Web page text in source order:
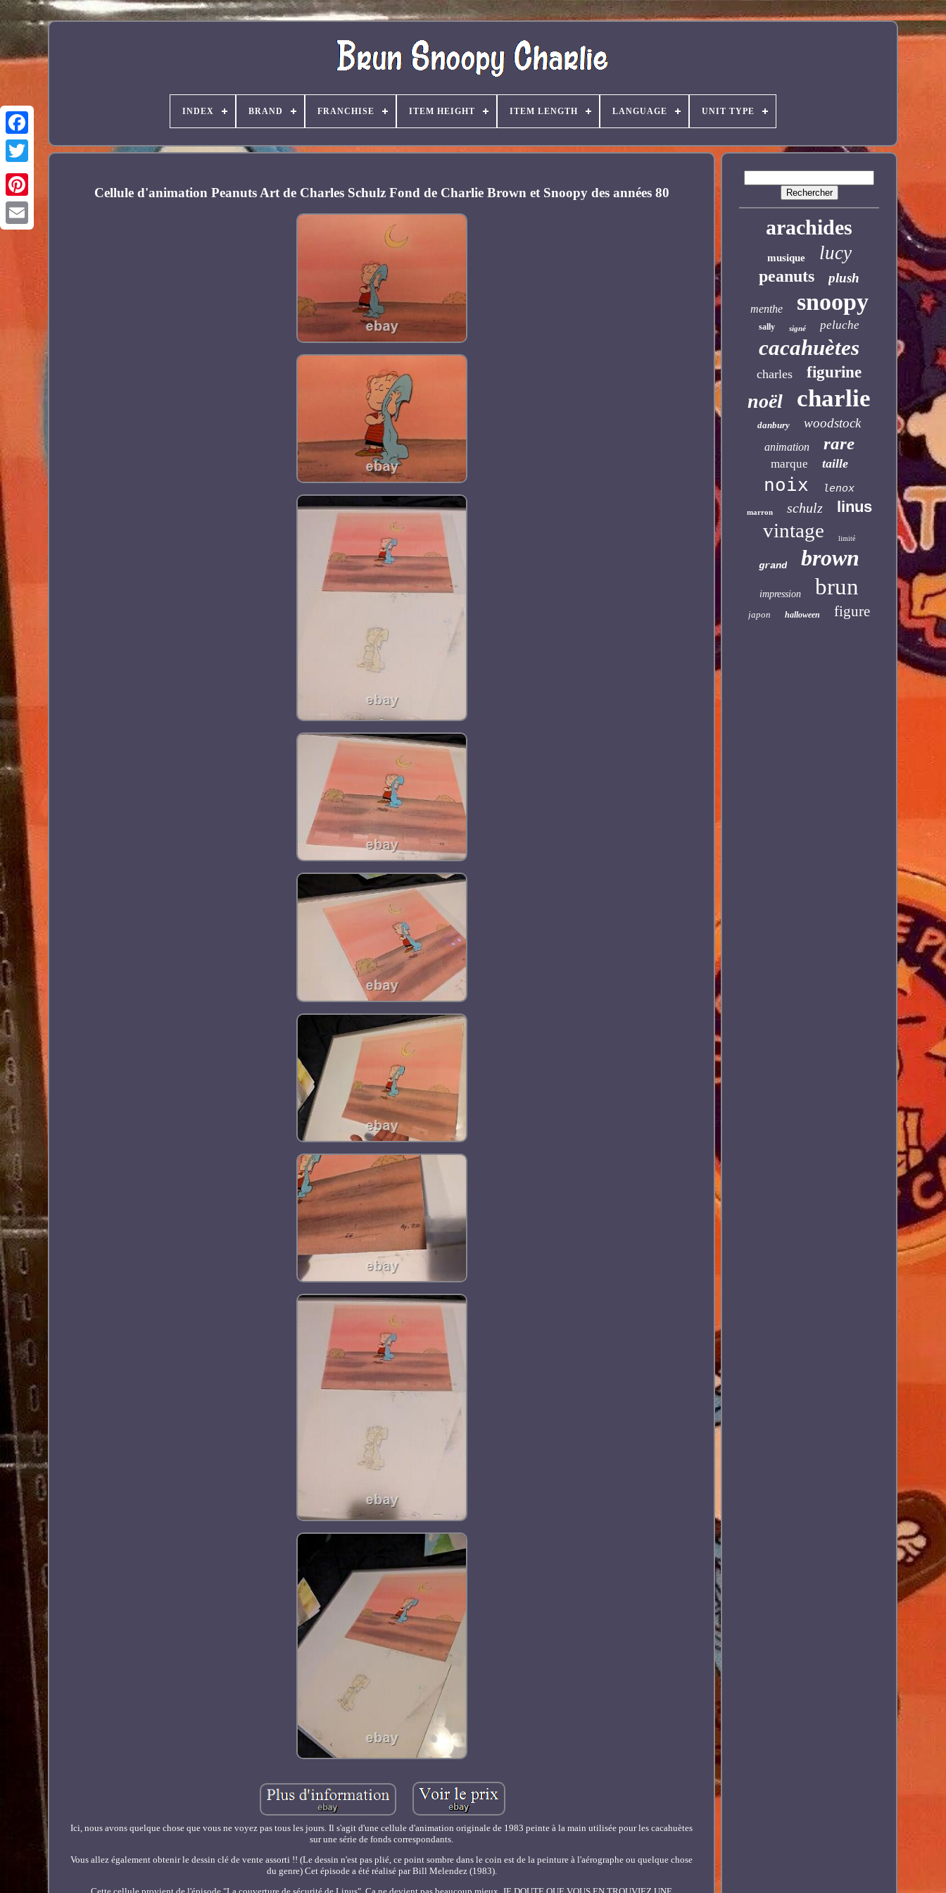
Facebook
Pinterest
INDEX BRAND FRANCHISE ITEM HEIGHT ITEM LENGTH LANGUAGE UNIT TYPE
Cellule d'animation Peanuts Art de Charles Schulz Fond de Charlie Brown et Snoopy des années 80
Ici, nous avons quelque chose que vous ne voyez pas tous les jours. Il s'agit d'une cellule d'animation originale de 1983 peinte à la main utilisée pour les cacahuètes
sur une série de fonds correspondants.
Vous allez également obtenir le dessin clé de vente assorti !! (Le dessin n'est pas plié, ce point sombre dans le coin est de la peinture à l'aérographe ou quelque chose
du genre) Cet épisode a été réalisé par Bill Melendez (1983).
arachides
musique lucy
peanuts plush
menthe snoopy
sally signé peluche
cacahuètes
charles figurine
noël charlie
danbury woodstock
animation rare
marque taille
noix lenox
marron schulz linus
vintage limité
grand brown
impression brun
japon halloween figure